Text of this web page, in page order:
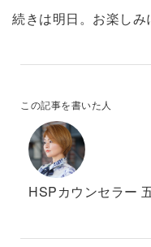
続きは明日。 お楽しみ
この記事を書いた人
HSPカウンセラー